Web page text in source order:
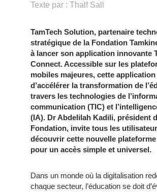
Texte par : Thalf Sall
TamTech Solution, partenaire
stratégique de la Fondation
à lancer son application innovante
Connect. Accessible sur les
mobiles majeures, cette
d’accélérer la transformation de
travers les technologies de
communication (TIC) et
(IA). Dr Abdelilah Kadili, président
Fondation, invite tous les
découvrir cette nouvelle plateforme
pour un accès simple et universel.
Dans un monde où la digitalisation
chaque secteur, l’éducation se doit